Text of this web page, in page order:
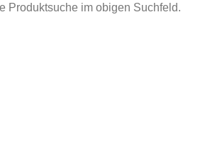
Produktsuche im obigen Suchfeld.